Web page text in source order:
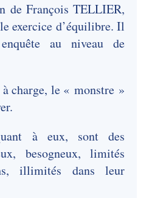
de François TELLIER,
exercice d’équilibre. Il
au niveau de
charge, le « monstre »
à eux, sont des
besogneux, limités
illimités dans leur